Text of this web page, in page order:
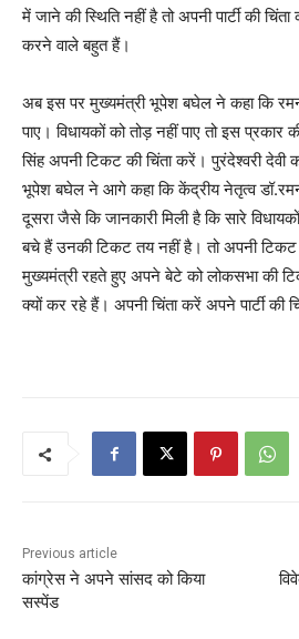
में जाने की स्थिति नहीं है तो अपनी पार्टी की चिंता
करने वाले बहुत हैं।
अब इस पर मुख्यमंत्री भूपेश बघेल ने कहा कि
पाए। विधायकों को तोड़ नहीं पाए तो इस
सिंह अपनी टिकट की चिंता करें। पुरंदेश्वरी देवी
भूपेश बघेल ने आगे कहा कि केंद्रीय नेतृत्व डॉ.रमन
दूसरा जैसे कि जानकारी मिली है कि सारे
बचे हैं उनकी टिकट तय नहीं है। तो अपनी टिकट
मुख्यमंत्री रहते हुए अपने बेटे को लोकसभा की
क्यों कर रहे हैं। अपनी चिंता करें अपने पार्टी की
Previous article
कांग्रेस ने अपने सांसद को किया
सस्पेंड